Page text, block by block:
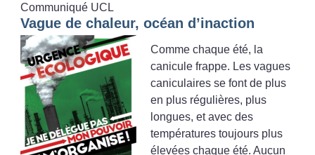
Communiqué UCL
Vague de chaleur, océan d’inaction
Comme chaque été, la
canicule frappe. Les vagues
caniculaires se font de plus
en plus régulières, plus
longues, et avec des
températures toujours plus
élevées chaque été. Aucun